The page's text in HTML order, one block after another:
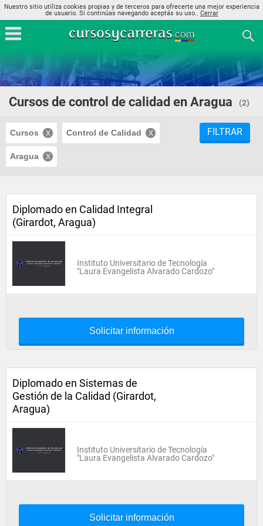
Nuestro sitio utiliza cookies propias y de terceros para ofrecerte una mejor experiencia
de usuario. Si continúas navegando aceptás su uso.. Cerrar
Cursos de control de calidad en Aragua (2)
Cursos Control de Calidad
Aragua
FILTRAR
Diplomado en Calidad Integral
(Girardot, Aragua)
Instituto Universitario de Tecnología
"Laura Evangelista Alvarado Cardozo"
Solicitar información
Diplomado en Sistemas de
Gestión de la Calidad (Girardot,
Aragua)
Instituto Universitario de Tecnología
"Laura Evangelista Alvarado Cardozo"
Solicitar información